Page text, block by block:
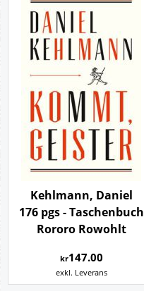
Kehlmann, Daniel
176 pgs - Taschenbuch
Rororo Rowohlt
kr147.00
exkl. Leverans